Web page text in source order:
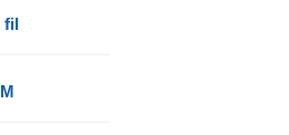
fil